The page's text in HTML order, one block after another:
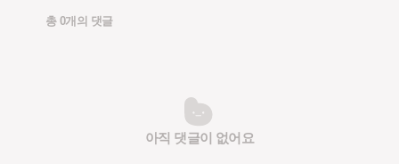
총 0개의 댓글
아직 댓글이 없어요